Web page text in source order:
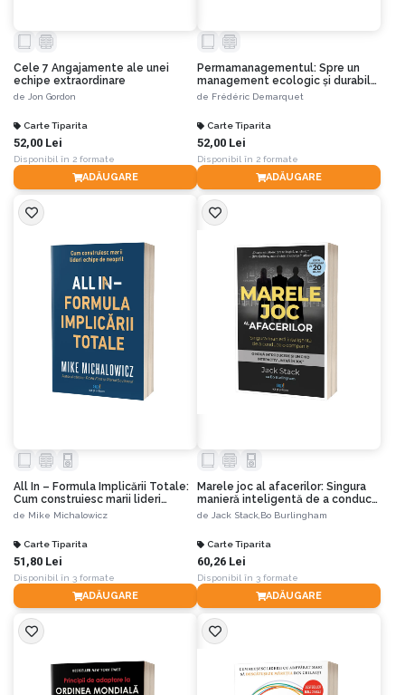
Cele 7 Angajamente ale unei
echipe extraordinare
de Jon Gordon
Carte Tiparita
52,00 Lei
Disponibil în 2 formate
ADĂUGARE
Permamanagementul: Spre un
management ecologic și durabil
al actorilor și al organizațiilor
de Frédéric Demarquet
Carte Tiparita
52,00 Lei
Disponibil în 2 formate
ADĂUGARE
All In – Formula Implicării Totale:
Cum construiesc marii lideri
echipe de neoprit
de Mike Michalowicz
Carte Tiparita
51,80 Lei
Disponibil în 3 formate
ADĂUGARE
Marele joc al afacerilor: Singura
manieră inteligentă de a conduce
o companie
de Jack Stack, Bo Burlingham
Carte Tiparita
60,26 Lei
Disponibil în 3 formate
ADĂUGARE